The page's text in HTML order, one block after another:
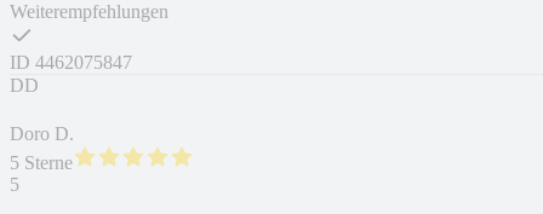
Weiterempfehlungen
ID 4462075847
DD
Doro D.
5 Sterne
5